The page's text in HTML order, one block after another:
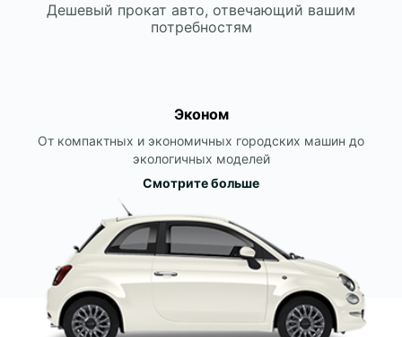
Дешевый прокат авто, отвечающий вашим
потребностям
Эконом
От компактных и экономичных городских машин до
экологичных моделей
Смотрите больше